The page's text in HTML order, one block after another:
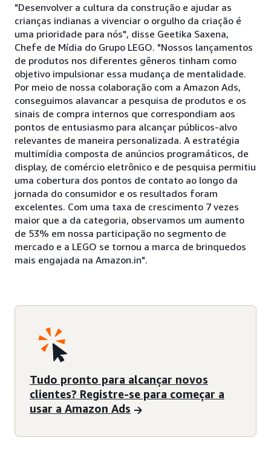
"Desenvolver a cultura da construção e ajudar as
crianças indianas a vivenciar o orgulho da criação é
uma prioridade para nós", disse Geetika Saxena,
Chefe de Mídia do Grupo LEGO. "Nossos lançamentos
de produtos nos diferentes gêneros tinham como
objetivo impulsionar essa mudança de mentalidade.
Por meio de nossa colaboração com a Amazon Ads,
conseguimos alavancar a pesquisa de produtos e os
sinais de compra internos que correspondiam aos
pontos de entusiasmo para alcançar públicos-alvo
relevantes de maneira personalizada. A estratégia
multimídia composta de anúncios programáticos, de
display, de comércio eletrônico e de pesquisa permitiu
uma cobertura dos pontos de contato ao longo da
jornada do consumidor e os resultados foram
excelentes. Com uma taxa de crescimento 7 vezes
maior que a da categoria, observamos um aumento
de 53% em nossa participação no segmento de
mercado e a LEGO se tornou a marca de brinquedos
mais engajada na Amazon.in".
Tudo pronto para alcançar novos
clientes? Registre-se para começar a
usar a Amazon Ads